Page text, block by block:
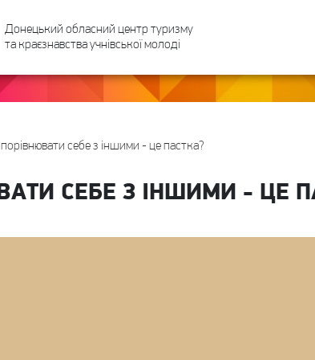
Донецький обласний центр туризму
та краєзнавства учнівської молоді
себе з іншими - це пастка?
СЕБЕ З ІНШИМИ - ЦЕ